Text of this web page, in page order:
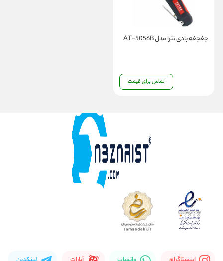
جغجغه بادی تترا مدل AT-5056B
تماس برای قیمت